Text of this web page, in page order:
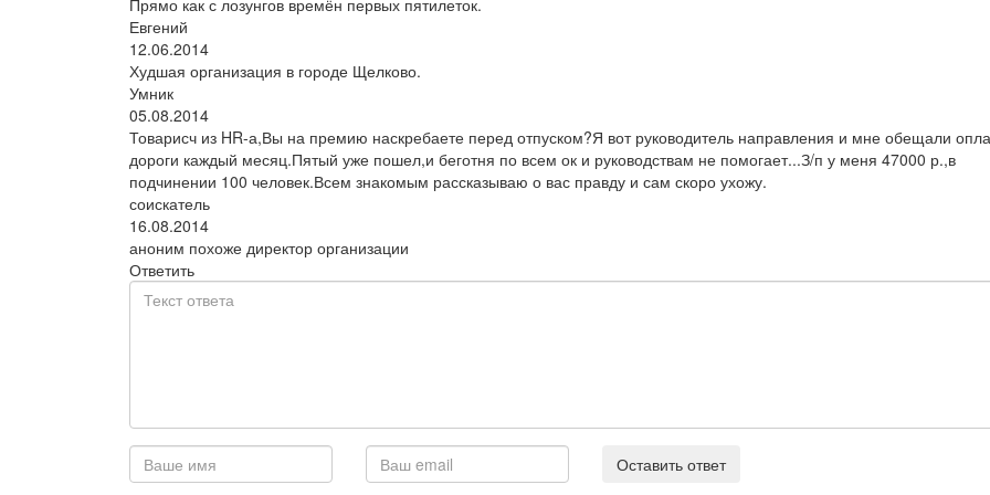
Прямо как с лозунгов времён первых пятилеток.
Евгений
12.06.2014
Худшая организация в городе Щелково.
Умник
05.08.2014
Товарисч из HR-а,Вы на премию наскребаете перед отпуском?Я вот руководитель направления и мне обещали
дороги каждый месяц.Пятый уже пошел,и беготня по всем ок и руководствам не помогает...З/п у меня 47000 р.,в
подчинении 100 человек.Всем знакомым рассказываю о вас правду и сам скоро ухожу.
соискатель
16.08.2014
аноним похоже директор организации
Ответить
Оставить ответ